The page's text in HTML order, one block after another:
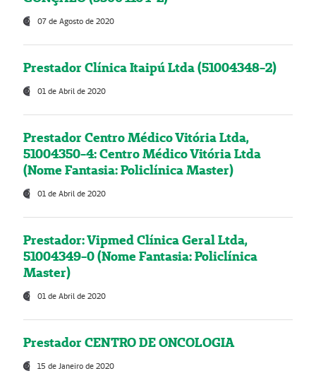
07 de Agosto de 2020
Prestador Clínica Itaipú Ltda (51004348-2)
01 de Abril de 2020
Prestador Centro Médico Vitória Ltda,
51004350-4: Centro Médico Vitória Ltda
(Nome Fantasia: Policlínica Master)
01 de Abril de 2020
Prestador: Vipmed Clínica Geral Ltda,
51004349-0 (Nome Fantasia: Policlínica
Master)
01 de Abril de 2020
Prestador CENTRO DE ONCOLOGIA
15 de Janeiro de 2020